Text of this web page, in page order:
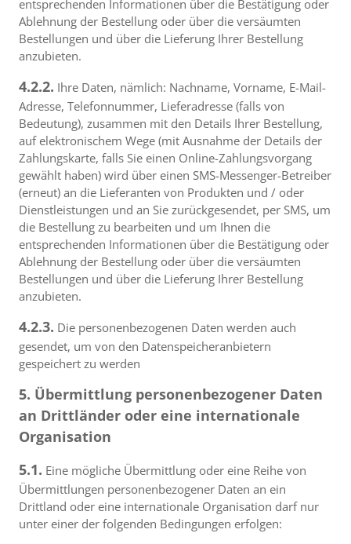
entsprechenden Informationen über die Bestätigung oder
Ablehnung der Bestellung oder über die versäumten
Bestellungen und über die Lieferung Ihrer Bestellung
anzubieten.
4.2.2. Ihre Daten, nämlich: Nachname, Vorname, E-Mail-
Adresse, Telefonnummer, Lieferadresse (falls von
Bedeutung), zusammen mit den Details Ihrer Bestellung,
auf elektronischem Wege (mit Ausnahme der Details der
Zahlungskarte, falls Sie einen Online-Zahlungsvorgang
gewählt haben) wird über einen SMS-Messenger-Betreiber
(erneut) an die Lieferanten von Produkten und / oder
Dienstleistungen und an Sie zurückgesendet, per SMS, um
die Bestellung zu bearbeiten und um Ihnen die
entsprechenden Informationen über die Bestätigung oder
Ablehnung der Bestellung oder über die versäumten
Bestellungen und über die Lieferung Ihrer Bestellung
anzubieten.
4.2.3. Die personenbezogenen Daten werden auch
gesendet, um von den Datenspeicheranbietern
gespeichert zu werden
5. Übermittlung personenbezogener Daten
an Drittländer oder eine internationale
Organisation
5.1. Eine mögliche Übermittlung oder eine Reihe von
Übermittlungen personenbezogener Daten an ein
Drittland oder eine internationale Organisation darf nur
unter einer der folgenden Bedingungen erfolgen: